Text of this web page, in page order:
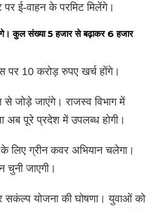
ई-वाहन के परमिट मिलेंगे।
कुल संख्या 5 हजार से बढ़ाकर 6 हजार
पर 10 करोड़ रुपए खर्च होंगे।
से जोड़े जाएंगे। राजस्व विभाग में
अब पूरे प्रदेश में उपलब्ध होगी।
लिए ग्रीन कवर अभियान चलेगा।
जाएगी।
सकंल्प योजना की घोषणा। युवाओं को